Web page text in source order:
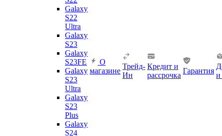
Galaxy
S22
Ultra
Galaxy
S23
Galaxy
S23FE
Galaxy
S23
Ultra
Galaxy
S23
Plus
Galaxy
S24
О
магазине
Трейд-
Ин
Кредит и
рассрочка
Гарантия
и